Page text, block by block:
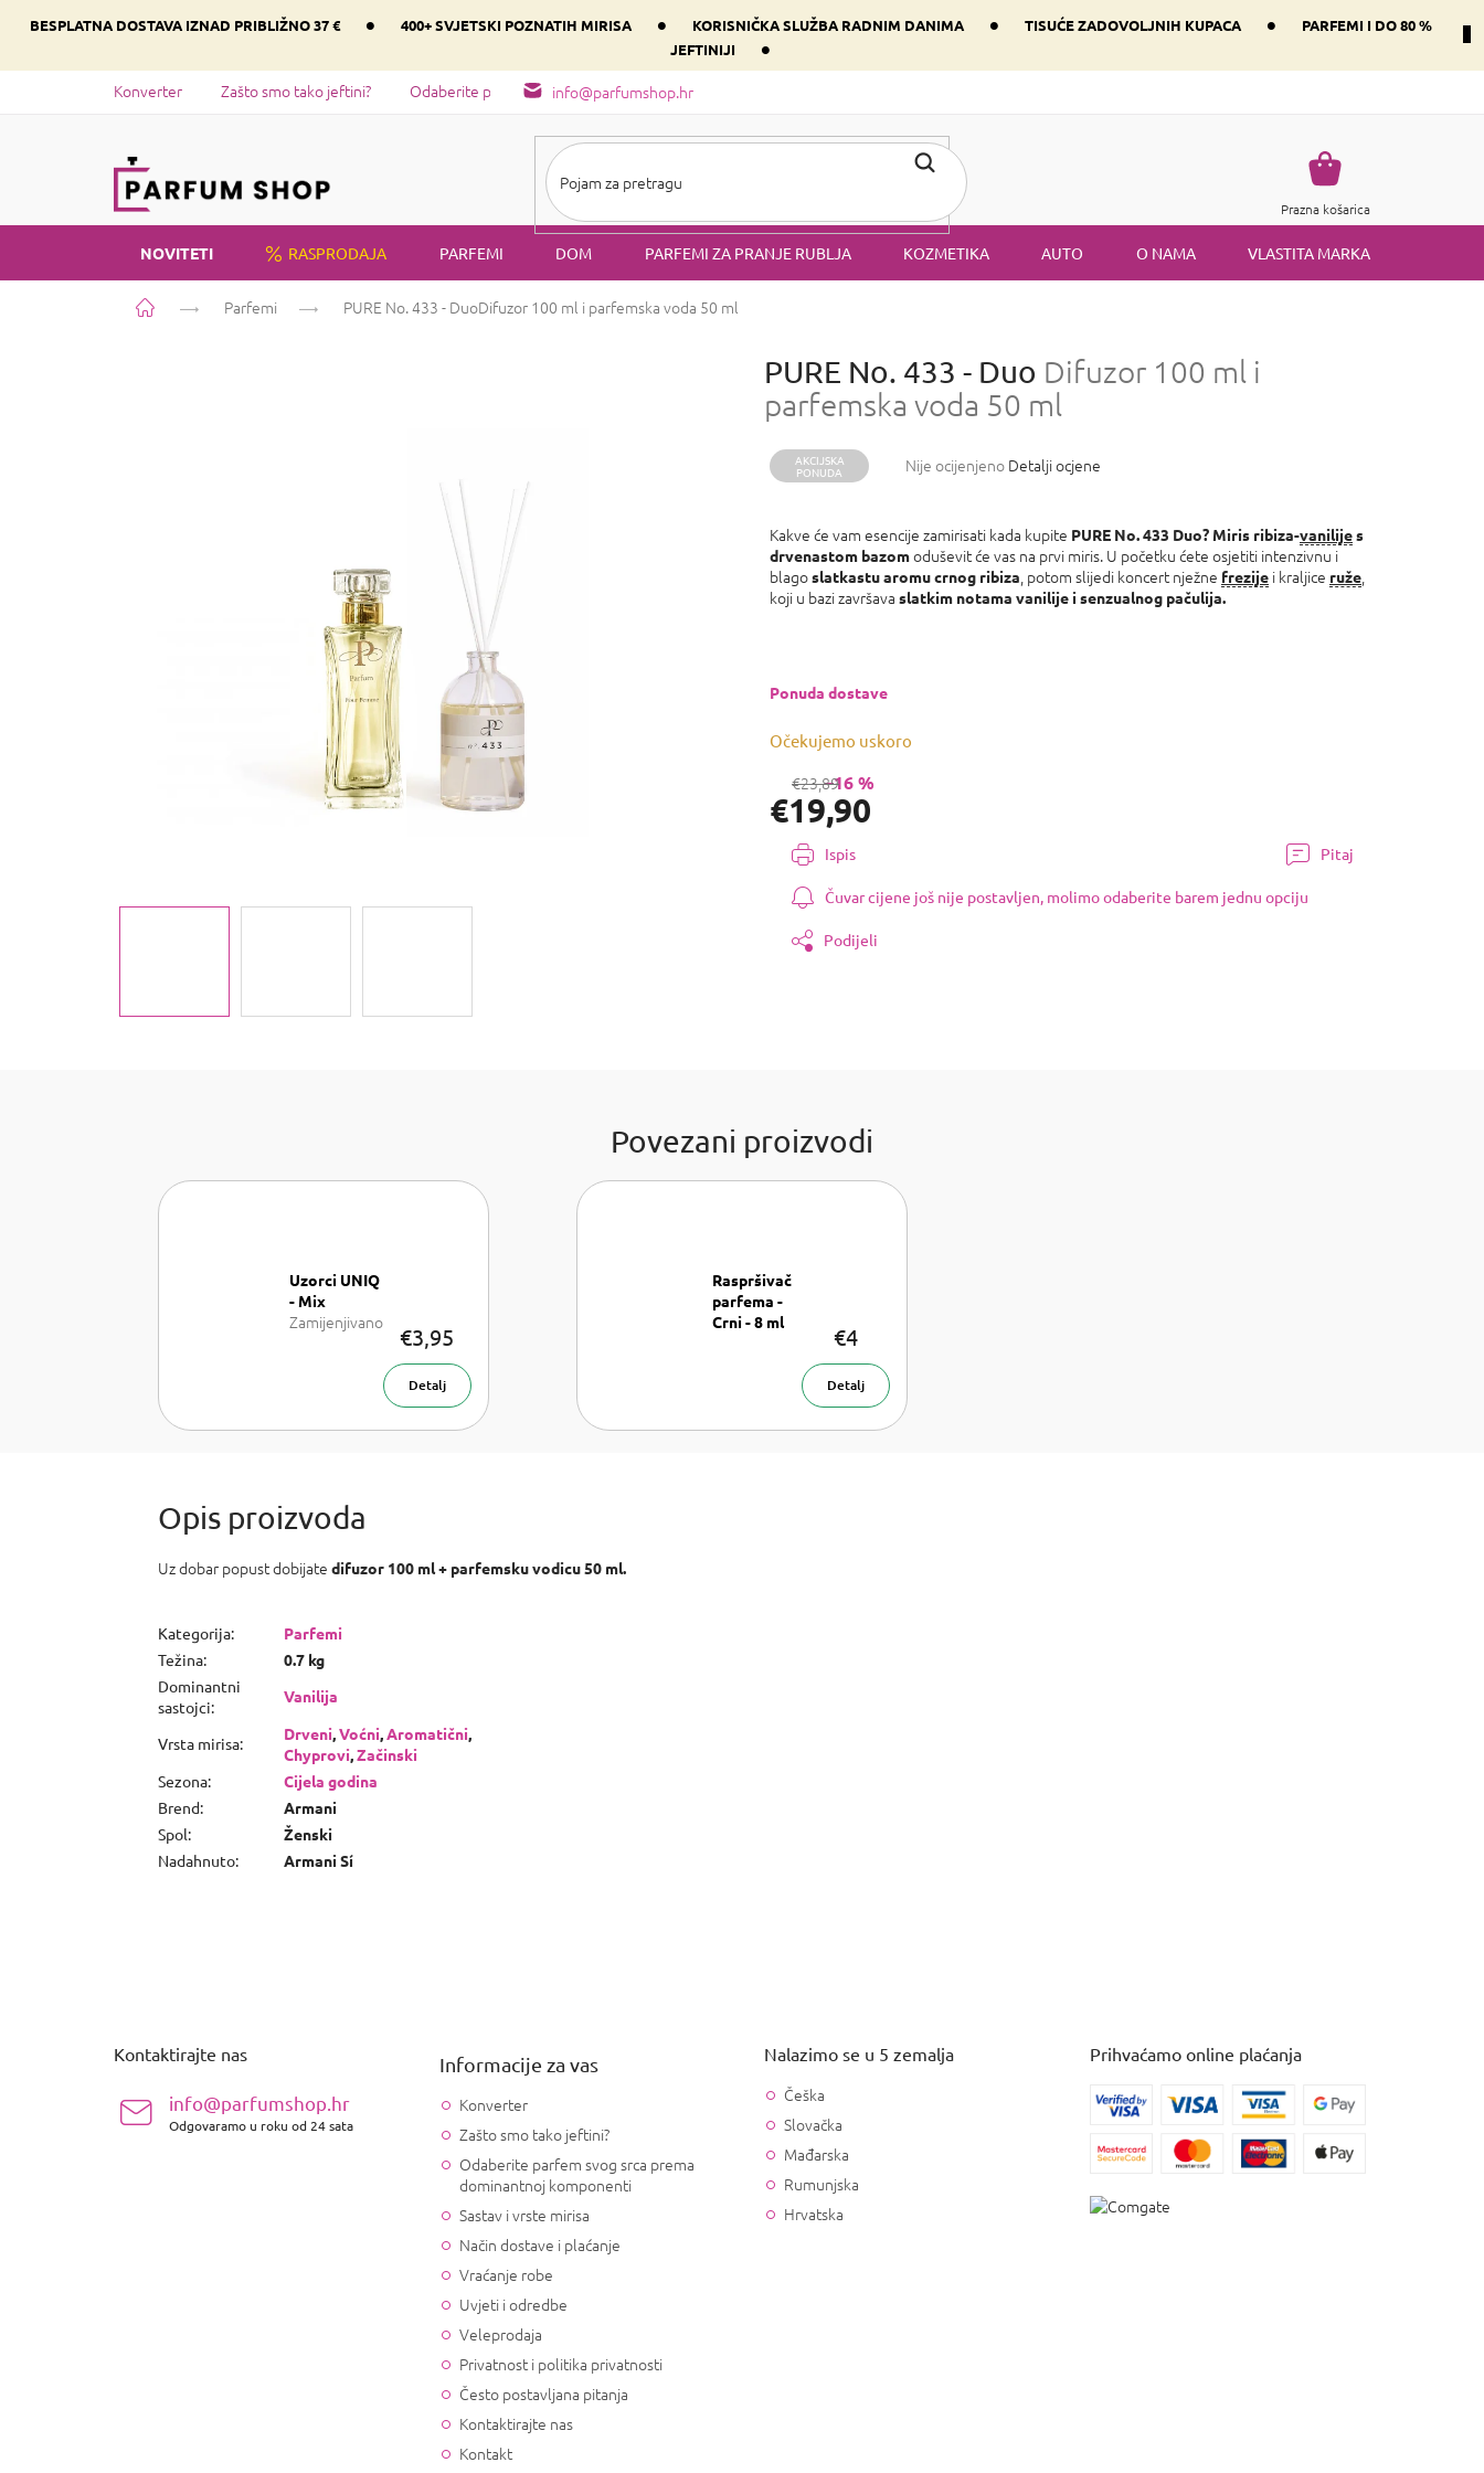
BESPLATNA DOSTAVA IZNAD PRIBLIŽNO 37 € • 400+ SVJETSKI POZNATIH MIRISA • KORISNIČKA SLUŽBA RADNIM DANIMA • TISUĆE ZADOVOLJNIH KUPACA •
PARFEMI I DO 80 %
JEFTINIJI
•
info@parfumshop.hr
Konverter Zašto smo tako jeftini? Odaberite parfem svog srca prema dominantnoj komponenti
Košarica
Prazna košarica
NOVITETI RASPRODAJA PARFEMI DOM PARFEMI ZA PRANJE RUBLJA KOZMETIKA AUTO O NAMA VLASTITA MARKA
Početna Parfemi PURE No. 433 - DuoDifuzor 100 ml i parfemska voda 50 ml
PURE No. 433 - Duo Difuzor 100 ml i
parfemska voda 50 ml
AKCIJSKA
PONUDA
Prosječna
je
0,0
od
5
zvjezdica.
Nije ocijenjeno Detalji ocjene
€23,89–16 %
€19,90
cijenu:
Očekujemo uskoro
Ponuda dostave
Kakve će vam esencije zamirisati kada kupite PURE No. 433 Duo? Miris ribiza-vanilijes
drvenastom bazomoduševit će vas na prvi miris. U početku ćete osjetiti intenzivnu i
blagoslatkastu aromu crnog ribiza , potom slijedi koncert nježne frezije i kraljice ruže
koji u bazi završava slatkim notama vanilije i senzualnog pačulija.
Ispis Pitaj
Čuvar cijene još nije postavljen, molimo odaberite barem jednu opciju
Podijeli
Povezani proizvodi
Uzorci UNIQ
- Mix
Zamijenjivano
the beach, TF
Amber Aoud
€3,95
Detalj
Raspršivač
parfema -
Crni - 8 ml
€4
Detalj
Uz dobar popust dobijate difuzor 100 ml + parfemsku vodicu 50 ml.
Kategorija:
Parfemi
Težina:
0.7 kg
Dominantni
sastojci:
Vanilija
Vrsta mirisa: Drveni Voćni Aromatični
Chyprovi Začinski
Sezona:
Cijela godina
Brend:
Armani
Spol:
Ženski
Nadahnuto: Armani Sí
Kontaktirajte nas
info@parfumshop.hr
Odgovaramo u roku od 24 sata
Informacije za vas
Konverter
Zašto smo tako jeftini?
Odaberite parfem svog srca prema
dominantnoj komponenti
Sastav i vrste mirisa
Način dostave i plaćanje
Vraćanje robe
Uvjeti i odredbe
Veleprodaja
Privatnost i politika privatnosti
Često postavljana pitanja
Kontaktirajte nas
Kontakt
Nalazimo se u 5 zemalja
Češka
Slovačka
Mađarska
Rumunjska
Hrvatska
Prihvaćamo online plaćanja